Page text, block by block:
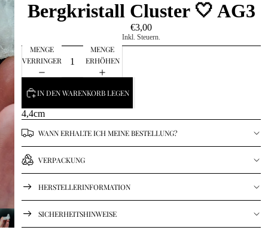
Bergkristall Cluster 🤍 AG3
€3,00
Inkl. Steuern.
MENGE
VERRINGERN
MENGE
ERHÖHEN
IN DEN WARENKORB LEGEN
4,4cm
WANN ERHALTE ICH MEINE BESTELLUNG?
VERPACKUNG
HERSTELLERINFORMATION
SICHERHEITSHINWEISE